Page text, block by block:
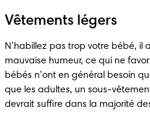
Vêtements légers
N’habillez pas trop votre bébé,
mauvaise humeur, ce qui ne
bébés n’ont en général besoin
que les adultes, un sous-
devrait suffire dans la majorité